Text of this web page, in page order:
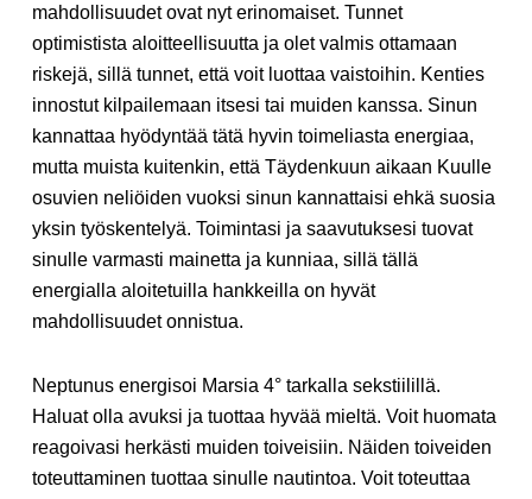
mahdollisuudet ovat nyt erinomaiset. Tunnet
optimistista aloitteellisuutta ja olet valmis ottamaan
riskejä, sillä tunnet, että voit luottaa vaistoihin. Kenties
innostut kilpailemaan itsesi tai muiden kanssa. Sinun
kannattaa hyödyntää tätä hyvin toimeliasta energiaa,
mutta muista kuitenkin, että Täydenkuun aikaan Kuulle
osuvien neliöiden vuoksi sinun kannattaisi ehkä suosia
yksin työskentelyä. Toimintasi ja saavutuksesi tuovat
sinulle varmasti mainetta ja kunniaa, sillä tällä
energialla aloitetuilla hankkeilla on hyvät
mahdollisuudet onnistua.
Neptunus energisoi Marsia 4° tarkalla sekstiilillä.
Haluat olla avuksi ja tuottaa hyvää mieltä. Voit huomata
reagoivasi herkästi muiden toiveisiin. Näiden toiveiden
toteuttaminen tuottaa sinulle nautintoa. Voit toteuttaa